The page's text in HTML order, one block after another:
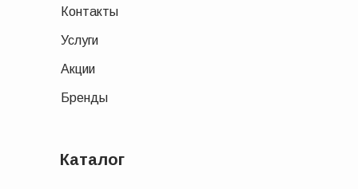
Контакты
Услуги
Акции
Бренды
Каталог